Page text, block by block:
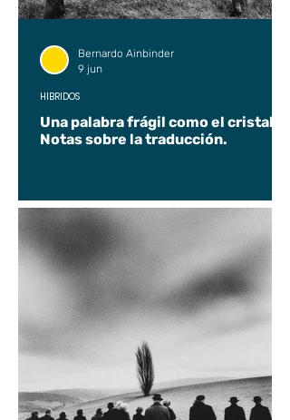
Una palabra frágil como el cristal.
Notas sobre la traducción.
HÍBRIDOS
Bernardo Ainbinder
9 jun